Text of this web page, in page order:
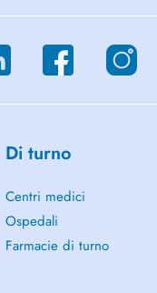
Di turno
Centri medici
Ospedali
Farmacie di turno